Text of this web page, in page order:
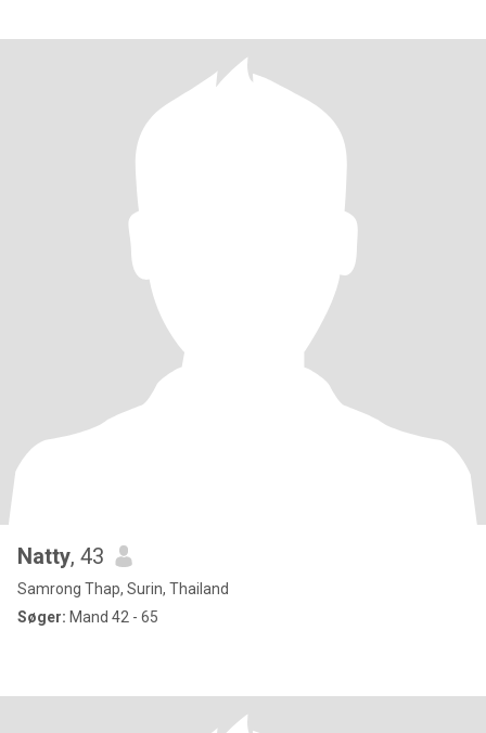
Natty, 43
Samrong Thap, Surin, Thailand
Søger: Mand 42 - 65